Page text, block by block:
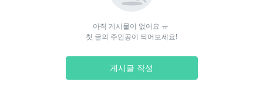
아직 게시물이 없어요 ㅠ
첫 글의 주인공이 되어보세요!
게시글 작성